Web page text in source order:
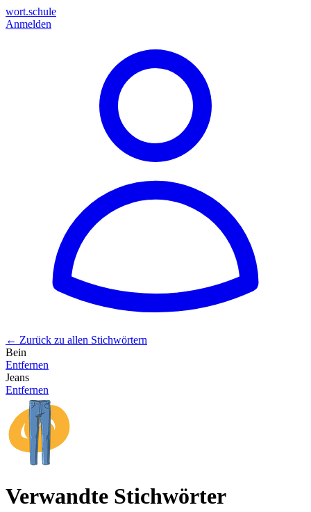
wort.schule
Anmelden
← Zurück zu allen Stichwörtern
Bein
Entfernen
Jeans
Entfernen
Verwandte Stichwörter